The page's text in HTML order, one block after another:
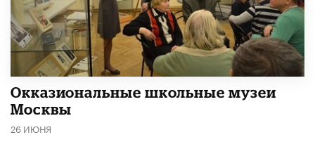
​Окказиональные школьные музеи
Москвы
26 ИЮНЯ